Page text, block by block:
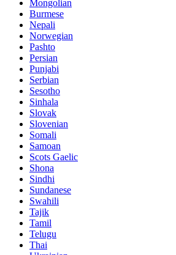
Mongolian
Burmese
Nepali
Norwegian
Pashto
Persian
Punjabi
Serbian
Sesotho
Sinhala
Slovak
Slovenian
Somali
Samoan
Scots Gaelic
Shona
Sindhi
Sundanese
Swahili
Tajik
Tamil
Telugu
Thai